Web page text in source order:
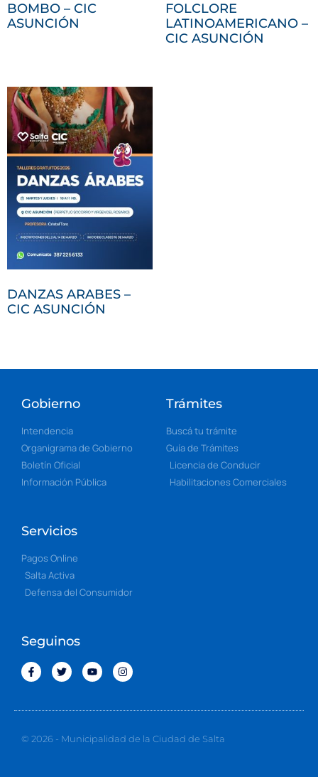
BOMBO – CIC
ASUNCIÓN
FOLCLORE
LATINOAMERICANO –
CIC ASUNCIÓN
DANZAS ARABES –
CIC ASUNCIÓN
Gobierno
Intendencia
Organigrama de Gobierno
Boletín Oficial
Información Pública
Trámites
Buscá tu trámite
Guía de Trámites
Licencia de Conducir
Habilitaciones Comerciales
Servicios
Pagos Online
Salta Activa
Defensa del Consumidor
Seguinos
© 2026 - Municipalidad de la Ciudad de Salta